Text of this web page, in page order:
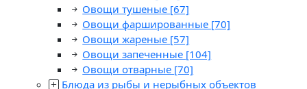
Овощи тушеные [67]
Овощи фаршированные [70]
Овощи жареные [57]
Овощи запеченные [104]
Овощи отварные [70]
Блюда из рыбы и нерыбных объектов